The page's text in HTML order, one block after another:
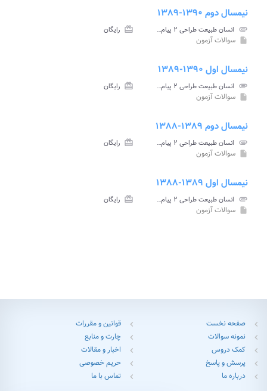
نیمسال دوم ۱۳۹۰-۱۳۸۹
attachment انسان طبیعت طراحی ۲ پیام نور card_giftcard رایگان
insert_drive_file سوالات آزمون
نیمسال اول ۱۳۹۰-۱۳۸۹
attachment انسان طبیعت طراحی ۲ پیام نور card_giftcard رایگان
insert_drive_file سوالات آزمون
نیمسال دوم ۱۳۸۹-۱۳۸۸
attachment انسان طبیعت طراحی ۲ پیام نور card_giftcard رایگان
insert_drive_file سوالات آزمون
نیمسال اول ۱۳۸۹-۱۳۸۸
attachment انسان طبیعت طراحی ۲ پیام نور card_giftcard رایگان
insert_drive_file سوالات آزمون
chevron_left صفحه نخست chevron_left قوانین و مقررات
chevron_left نمونه سوالات chevron_left چارت و منابع
chevron_left کمک دروس chevron_left اخبار و مقالات
chevron_left پرسش و پاسخ chevron_left حریم خصوصی
chevron_left درباره ما chevron_left تماس با ما